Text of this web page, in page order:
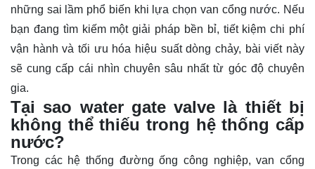
những sai lầm phổ biến khi lựa chọn van cổng nước. Nếu
bạn đang tìm kiếm một giải pháp bền bỉ, tiết kiệm chi phí
vận hành và tối ưu hóa hiệu suất dòng chảy, bài viết này
sẽ cung cấp cái nhìn chuyên sâu nhất từ góc độ chuyên
gia.
Tại sao water gate valve là thiết bị
không thể thiếu trong hệ thống cấp
nước?
Trong các hệ thống đường ống công nghiệp, van cổng